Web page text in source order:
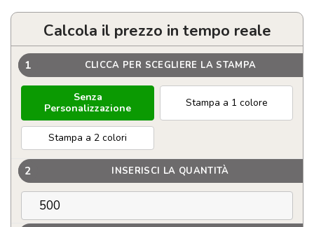
Calcola il prezzo in tempo reale
1 CLICCA PER SCEGLIERE LA STAMPA
Senza
Personalizzazione
Stampa a 1 colore
Stampa a 2 colori
2 INSERISCI LA QUANTITÀ